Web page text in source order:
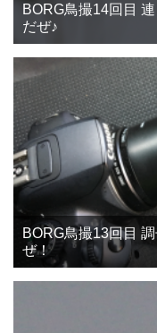
BORG鳥撮14回目
だぜ♪
BORG鳥撮13回目
ぜ！